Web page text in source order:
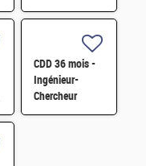
caractérisation
atomique
tomographique
H/F
CDD 36 mois -
Ingénieur-
Chercheur
matériaux -